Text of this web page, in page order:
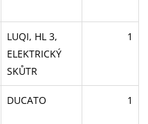
LUQI, HL 3,
ELEKTRICKÝ
SKŮTR
1
DUCATO 1